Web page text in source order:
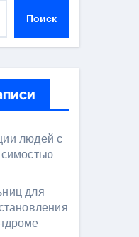
Поиск
людей с
для